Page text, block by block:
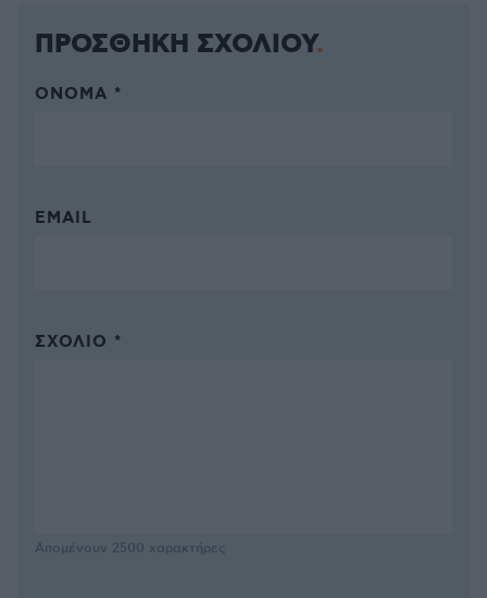
ΠΡΟΣΘΗΚΗ ΣΧΟΛΙΟΥ
ΌΝΟΜΑ *
EMAIL
ΣΧΌΛΙΟ *
Απομένουν 2500 χαρακτήρες